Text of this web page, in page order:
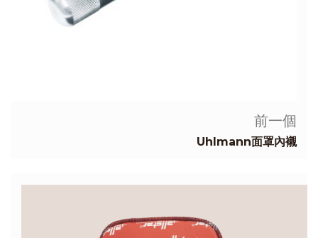
前一個
Uhlmann面罩內襯